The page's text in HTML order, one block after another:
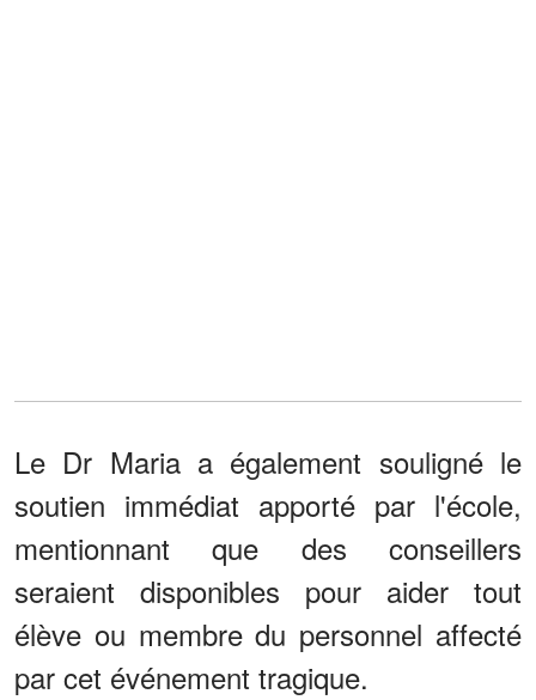
Le Dr Maria a également souligné le
soutien immédiat apporté par l'école,
mentionnant que des conseillers
seraient disponibles pour aider tout
élève ou membre du personnel affecté
par cet événement tragique.